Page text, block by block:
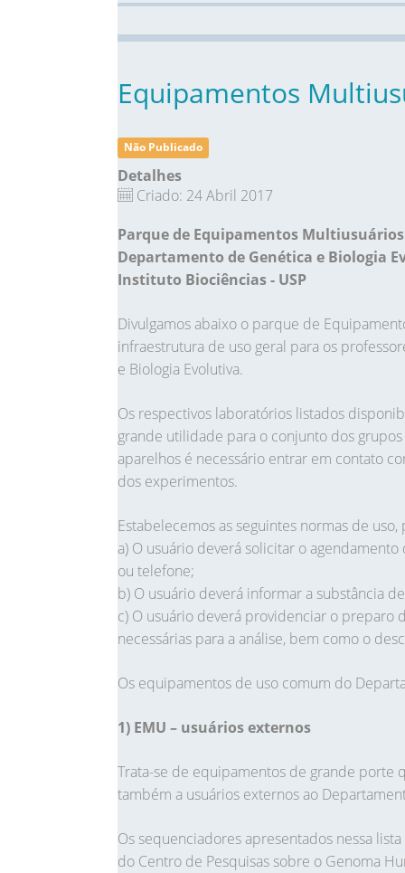
Equipamentos
Não Publicado
Detalhes
Criado: 24 Abril 2017
Parque de Equipamentos Multiusuários
Departamento de Genética e Biologia
Instituto Biociências - USP
Divulgamos abaixo o parque de
infraestrutura de uso geral para os
e Biologia Evolutiva.
Os respectivos laboratórios listados
grande utilidade para o conjunto dos
aparelhos é necessário entrar em contato
dos experimentos.
Estabelecemos as seguintes normas de
a) O usuário deverá solicitar o
ou telefone;
b) O usuário deverá informar a substância
c) O usuário deverá providenciar o preparo
necessárias para a análise, bem como o
Os equipamentos de uso comum do
1) EMU – usuários externos
Trata-se de equipamentos de grande porte
também a usuários externos ao
Os sequenciadores apresentados nessa
do Centro de Pesquisas sobre o Genoma